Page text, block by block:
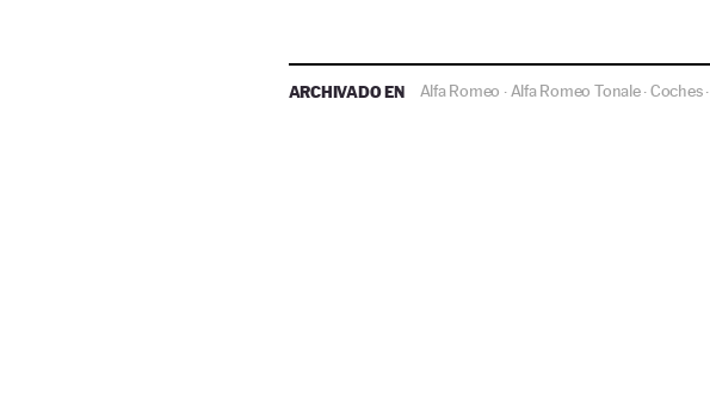
ARCHIVADO EN Alfa Romeo · Alfa Romeo Tonale·Coches·